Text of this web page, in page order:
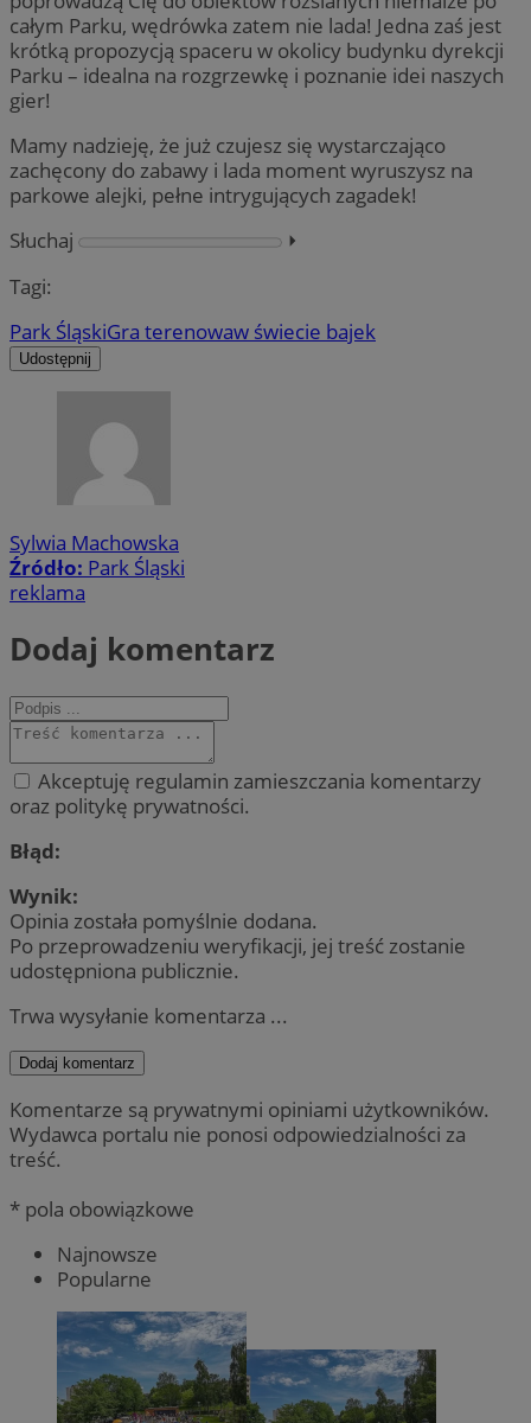
całym Parku, wędrówka zatem nie lada! Jedna zaś jest
krótką propozycją spaceru w okolicy budynku dyrekcji
Parku – idealna na rozgrzewkę i poznanie idei naszych
gier!
Mamy nadzieję, że już czujesz się wystarczająco
zachęcony do zabawy i lada moment wyruszysz na
parkowe alejki, pełne intrygujących zagadek!
Słuchaj
⏵︎
Tagi:
Park ŚląskiGra terenowaw świecie bajek
Udostępnij
Sylwia Machowska
Źródło: Park Śląski
reklama
Dodaj komentarz
Akceptuję regulamin zamieszczania komentarzy
oraz politykę prywatności.
Błąd:
Wynik:
Opinia została pomyślnie dodana.
Po przeprowadzeniu weryfikacji, jej treść zostanie
udostępniona publicznie.
Trwa wysyłanie komentarza ...
Dodaj komentarz
Komentarze są prywatnymi opiniami użytkowników.
Wydawca portalu nie ponosi odpowiedzialności za
treść.
* pola obowiązkowe
Najnowsze
Popularne